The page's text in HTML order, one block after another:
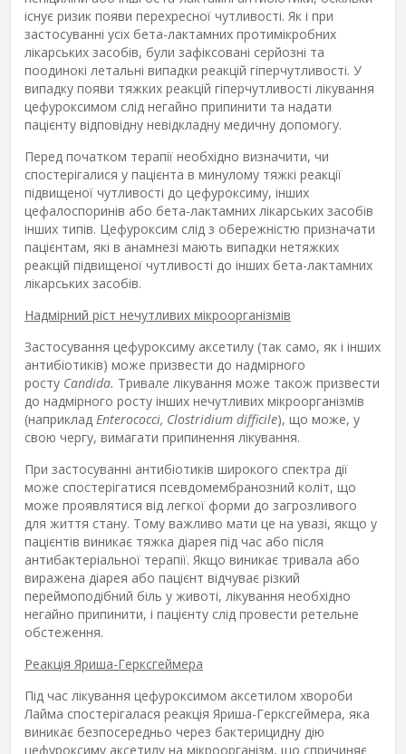
існує ризик появи перехресної чутливості. Як і при
застосуванні усіх бета-лактамних протимікробних
лікарських засобів, були зафіксовані серйозні та
поодинокі летальні випадки реакцій гіперчутливості. У
випадку появи тяжких реакцій гіперчутливості лікування
цефуроксимом слід негайно припинити та надати
пацієнту відповідну невідкладну медичну допомогу.
Перед початком терапії необхідно визначити, чи
спостерігалися у пацієнта в минулому тяжкі реакції
підвищеної чутливості до цефуроксиму, інших
цефалоспоринів або бета-лактамних лікарських засобів
інших типів. Цефуроксим слід з обережністю призначати
пацієнтам, які в анамнезі мають випадки нетяжких
реакцій підвищеної чутливості до інших бета-лактамних
лікарських засобів.
Надмірний ріст нечутливих мікроорганізмів
Застосування цефуроксиму аксетилу (так само, як і інших
антибіотиків) може призвести до надмірного
росту Candida. Тривале лікування може також призвести
до надмірного росту інших нечутливих мікроорганізмів
(наприклад Enterococci, Clostridium difficile), що може, у
свою чергу, вимагати припинення лікування.
При застосуванні антибіотиків широкого спектра дії
може спостерігатися псевдомембранозний коліт, що
може проявлятися від легкої форми до загрозливого
для життя стану. Тому важливо мати це на увазі, якщо у
пацієнтів виникає тяжка діарея під час або після
антибактеріальної терапії. Якщо виникає тривала або
виражена діарея або пацієнт відчуває різкий
переймоподібний біль у животі, лікування необхідно
негайно припинити, і пацієнту слід провести ретельне
обстеження.
Реакція Яриша-Герксгеймера
Під час лікування цефуроксимом аксетилом хвороби
Лайма спостерігалася реакція Яриша-Герксгеймера, яка
виникає безпосередньо через бактерицидну дію
цефуроксиму аксетилу на мікроорганізм, що спричиняє